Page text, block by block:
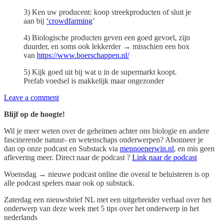
3) Ken uw producent: koop streekproducten of sluit je
aan bij ‘crowdfarming’
4) Biologische producten geven een goed gevoel, zijn
duurder, en soms ook lekkerder → misschien een box
van https://www.boerschappen.nl/
5) Kijk goed uit bij wat u in de supermarkt koopt.
Prefab voedsel is makkelijk maar ongezonder
Leave a comment
Blijf op de hoogte!
Wil je meer weten over de geheimen achter ons biologie en andere
fascinerende natuur- en wetenschaps onderwerpen? Abonneer je
dan op onze podcast en Substack via mennoenerwin.nl, en mis geen
aflevering meer. Direct naar de podcast ? Link naar de podcast
Woensdag → nieuwe podcast online die overal te beluisteren is op
alle podcast spelers maar ook op substack.
Zaterdag een nieuwsbrief NL met een uitgebreider verhaal over het
onderwerp van deze week met 5 tips over het onderwerp in het
nederlands